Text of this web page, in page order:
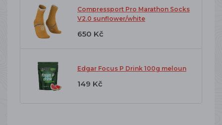
Compressport Pro Marathon Socks
V2.0 sunflower/white
650 Kč
Edgar Focus P Drink 100g meloun
149 Kč